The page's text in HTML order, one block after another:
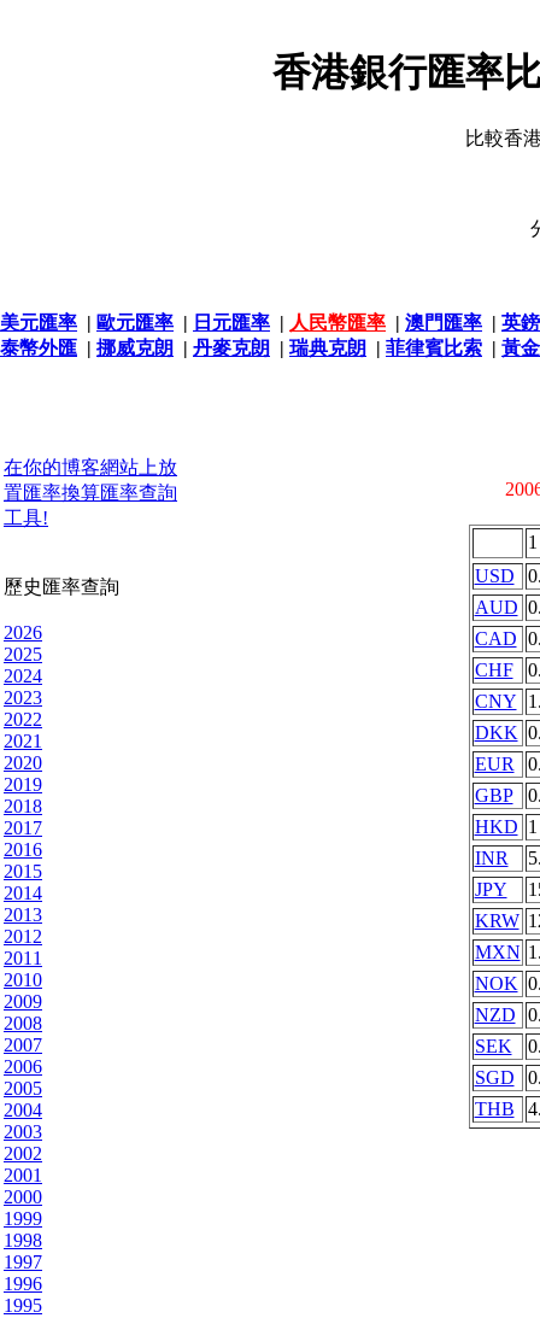
香港銀行匯率
比較香
美元匯率 | 歐元匯率 | 日元匯率 | 人民幣匯率 | 澳門匯率 | 英
泰幣外匯 | 挪威克朗 | 丹麥克朗 | 瑞典克朗 | 菲律賓比索 | 黃
在你的博客網站上放
置匯率換算匯率查詢
工具!
歷史匯率查詢
2026
2025
2024
2023
2022
2021
2020
2019
2018
2017
2016
2015
2014
2013
2012
2011
2010
2009
2008
2007
2006
2005
2004
2003
2002
2001
2000
1999
1998
1997
1996
1995
USD
AUD
CAD
CHF
CNY
DKK
EUR
GBP
HKD 1
INR
JPY
KRW
MXN
NOK
NZD
SEK
SGD
THB